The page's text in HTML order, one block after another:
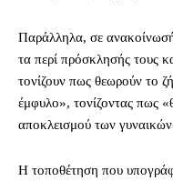
Παράλληλα, σε
τα περί πρόσκλησής τους
τονίζουν πως θεωρούν το
έμφυλο», τονίζοντας πως
αποκλεισμού των
Η τοποθέτηση που